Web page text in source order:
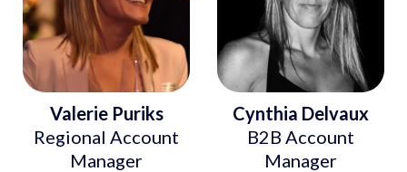
Valerie Puriks
Regional Account
Manager
Cynthia Delvaux
B2B Account
Manager